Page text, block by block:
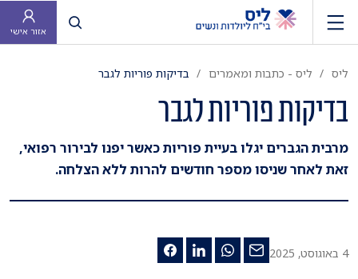
פתח חיפוש
אזור אישי
ליס ליס - כתבות ומאמרים בדיקות פוריות לגבר
בדיקות פוריות לגבר
מרבית הגברים יגלו בעיית פוריות כאשר יפנו לבירור רפואי,
זאת לאחר שניסו מספר חודשים להרות ללא הצלחה.
4 באוגוסט, 2025